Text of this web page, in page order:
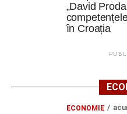
„David
în Croația
ECONOMIE